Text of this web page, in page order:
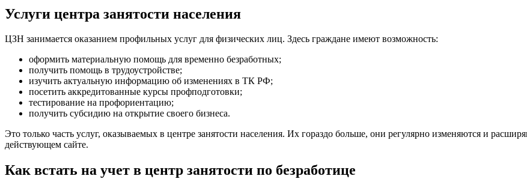
Услуги центра занятости населения
ЦЗН занимается оказанием профильных услуг для физических лиц. Здесь граждане имеют возможность:
оформить материальную помощь для временно безработных;
получить помощь в трудоустройстве;
изучить актуальную информацию об изменениях в ТК РФ;
посетить аккредитованные курсы профподготовки;
тестирование на профориентацию;
получить субсидию на открытие своего бизнеса.
Это только часть услуг, оказываемых в центре занятости населения. Их гораздо больше, они регулярно изменяются и
действующем сайте.
Как встать на учет в центр занятости по безработице